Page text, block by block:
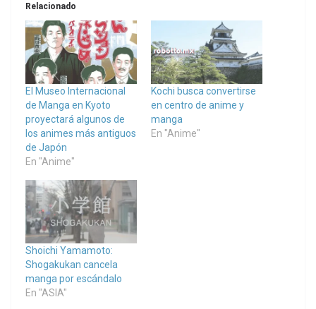
Relacionado
El Museo Internacional
de Manga en Kyoto
proyectará algunos de
los animes más antiguos
de Japón
En "Anime"
Kochi busca convertirse
en centro de anime y
manga
En "Anime"
Shoichi Yamamoto:
Shogakukan cancela
manga por escándalo
En "ASIA"